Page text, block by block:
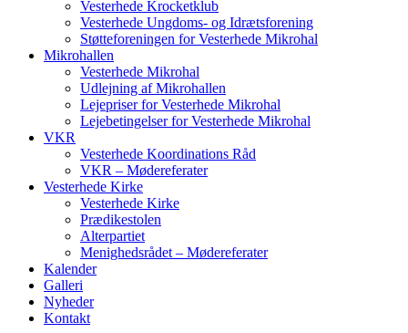
Vesterhede Krocketklub
Vesterhede Ungdoms- og Idrætsforening
Støtteforeningen for Vesterhede Mikrohal
Mikrohallen
Vesterhede Mikrohal
Udlejning af Mikrohallen
Lejepriser for Vesterhede Mikrohal
Lejebetingelser for Vesterhede Mikrohal
VKR
Vesterhede Koordinations Råd
VKR – Mødereferater
Vesterhede Kirke
Vesterhede Kirke
Prædikestolen
Alterpartiet
Menighedsrådet – Mødereferater
Kalender
Galleri
Nyheder
Kontakt